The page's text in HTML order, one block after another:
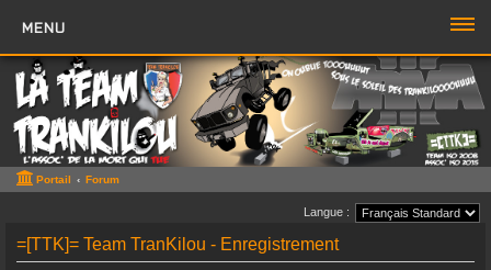
MENU
PORTAIL
FORUM
ZONE TTK
TROMBI
Portail Forum
Langue :
=[TTK]= Team TranKilou - Enregistrement